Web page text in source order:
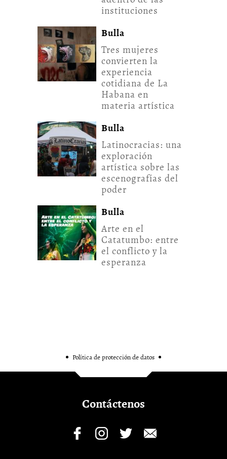
instituciones
Bulla
Tres mujeres
convierten la
experiencia
cotidiana de La
Habana en
materia artística
Bulla
Latinocracias: una
exploración
artística sobre las
escenografías del
poder
Bulla
Arte en el
Catatumbo: entre
el conflicto y la
esperanza
Política de protección de datos
Contáctenos